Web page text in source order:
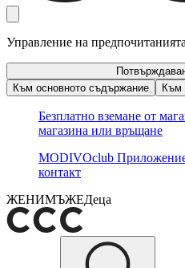
Управление на
Към основното съдържание
Към
Безплатно вземане от
магазина или връщане
MODIVOclub
контакт
ЖЕНИМЪЖЕДеца